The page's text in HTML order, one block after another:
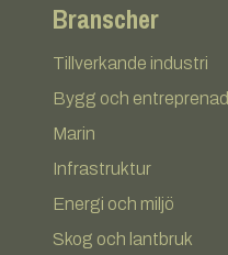
Branscher
Tillverkande industri
Bygg och entreprenad
Marin
Infrastruktur
Energi och miljö
Skog och lantbruk